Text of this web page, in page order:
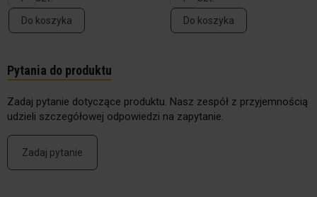
Do koszyka Do koszyka
Pytania do produktu
Zadaj pytanie dotyczące produktu. Nasz zespół z przyjemnością
udzieli szczegółowej odpowiedzi na zapytanie.
Zadaj pytanie